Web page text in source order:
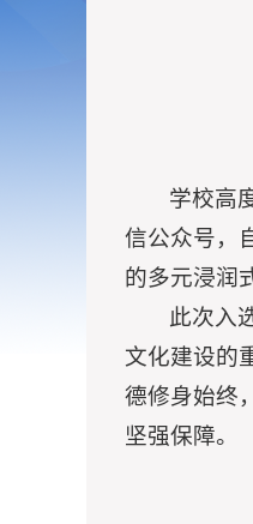
学校高
信公众号，
的多元浸润
此次入
文化建设的
德修身始终
坚强保障。